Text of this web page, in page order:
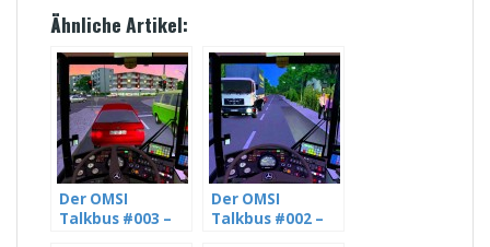
Ähnliche Artikel:
Der OMSI
Talkbus #003 –
Der OMSI
Talkbus #002 –